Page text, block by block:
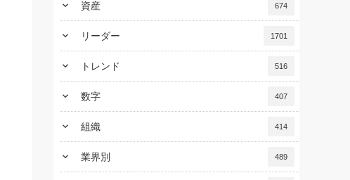
keyboard_arrow_down 資産 674
keyboard_arrow_down リーダー 1701
keyboard_arrow_down トレンド 516
keyboard_arrow_down 数字 407
keyboard_arrow_down 組織 414
keyboard_arrow_down 業界別 489